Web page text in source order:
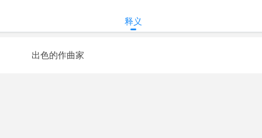
释义
出色的作曲家